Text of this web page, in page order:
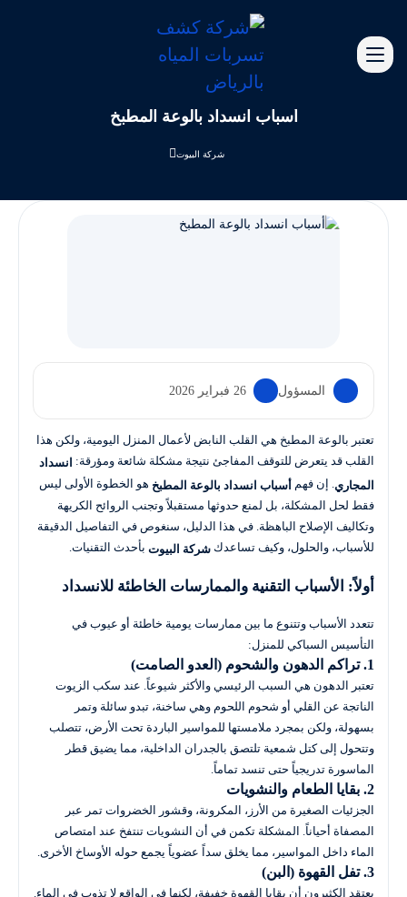
أسباب انسداد بالوعة المطبخ
شركة البيوت
المسؤول 26 فبراير 2026
تعتبر بالوعة المطبخ هي القلب النابض لأعمال المنزل اليومية، ولكن هذا
القلب قد يتعرض للتوقف المفاجئ نتيجة مشكلة شائعة ومؤرقة: انسداد
المجاري . إن فهم أسباب انسداد بالوعة المطبخ هو الخطوة الأولى ليس
فقط لحل المشكلة، بل لمنع حدوثها مستقبلاً وتجنب الروائح الكريهة
وتكاليف الإصلاح الباهظة. في هذا الدليل، سنغوص في التفاصيل الدقيقة
للأسباب، والحلول، وكيف تساعدك شركة البيوت بأحدث التقنيات.
أولاً: الأسباب التقنية والممارسات الخاطئة للانسداد
تتعدد الأسباب وتتنوع ما بين ممارسات يومية خاطئة أو عيوب في
التأسيس السباكي للمنزل:
1. تراكم الدهون والشحوم (العدو الصامت)
تعتبر الدهون هي السبب الرئيسي والأكثر شيوعاً. عند سكب الزيوت
الناتجة عن القلي أو شحوم اللحوم وهي ساخنة، تبدو سائلة وتمر
بسهولة، ولكن بمجرد ملامستها للمواسير الباردة تحت الأرض، تتصلب
وتتحول إلى كتل شمعية تلتصق بالجدران الداخلية، مما يضيق قطر
الماسورة تدريجياً حتى تنسد تماماً.
2. بقايا الطعام والنشويات
الجزئيات الصغيرة من الأرز، المكرونة، وقشور الخضروات تمر عبر
المصفاة أحياناً. المشكلة تكمن في أن النشويات تنتفخ عند امتصاص
الماء داخل المواسير، مما يخلق سداً عضوياً يجمع حوله الأوساخ الأخرى.
3. تفل القهوة (البن)
يعتقد الكثيرون أن بقايا القهوة خفيفة، لكنها في الواقع لا تذوب في الماء.